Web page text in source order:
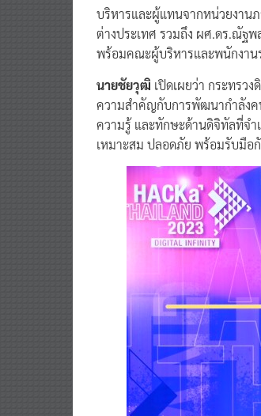
บริหารและผู้แทนจากหน่วยงานภ
ต่างประเทศ รวมถึง ผศ.ดร.ณัฐ
พร้อมคณะผู้บริหารและพนักงาน
นายชัยวุฒิ เปิดเผยว่า กระทรว
ความสำคัญกับการพัฒนากำลังค
ความรู้ และทักษะด้านดิจิทัลที่จำ
เหมาะสม ปลอดภัย พร้อมรับมือ